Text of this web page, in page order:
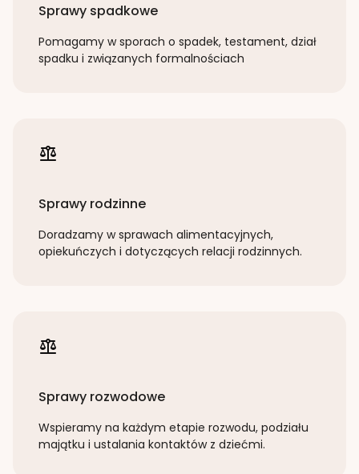
Sprawy spadkowe
Pomagamy w sporach o spadek, testament, dział
spadku i związanych formalnościach
Sprawy rodzinne
Doradzamy w sprawach alimentacyjnych,
opiekuńczych i dotyczących relacji rodzinnych.
Sprawy rozwodowe
Wspieramy na każdym etapie rozwodu, podziału
majątku i ustalania kontaktów z dziećmi.